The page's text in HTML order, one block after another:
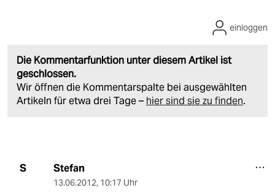
Die Kommentarfunktion unter diesem Artikel ist
geschlossen.
Wir öffnen die Kommentarspalte bei ausgewählten
Artikeln für etwa drei Tage – hier sind sie zu finden.
einloggen
S Stefan
13.06.2012, 10:17 Uhr